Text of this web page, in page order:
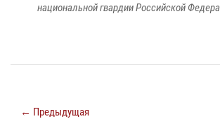
национальной гвардии Российской
← Предыдущая